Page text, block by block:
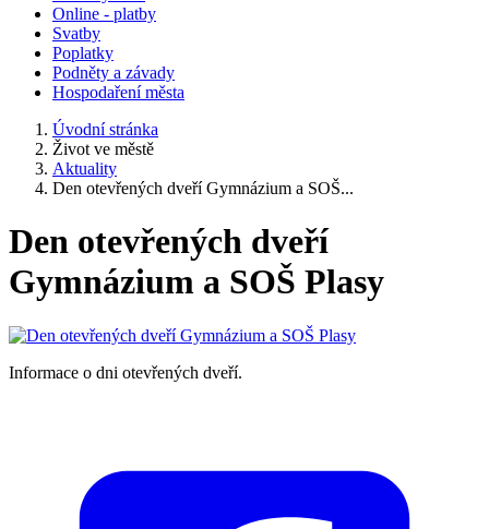
Online - platby
Svatby
Poplatky
Podněty a závady
Hospodaření města
Úvodní stránka
Život ve městě
Aktuality
Den otevřených dveří Gymnázium a SOŠ...
Den otevřených dveří
Gymnázium a SOŠ Plasy
Informace o dni otevřených dveří.